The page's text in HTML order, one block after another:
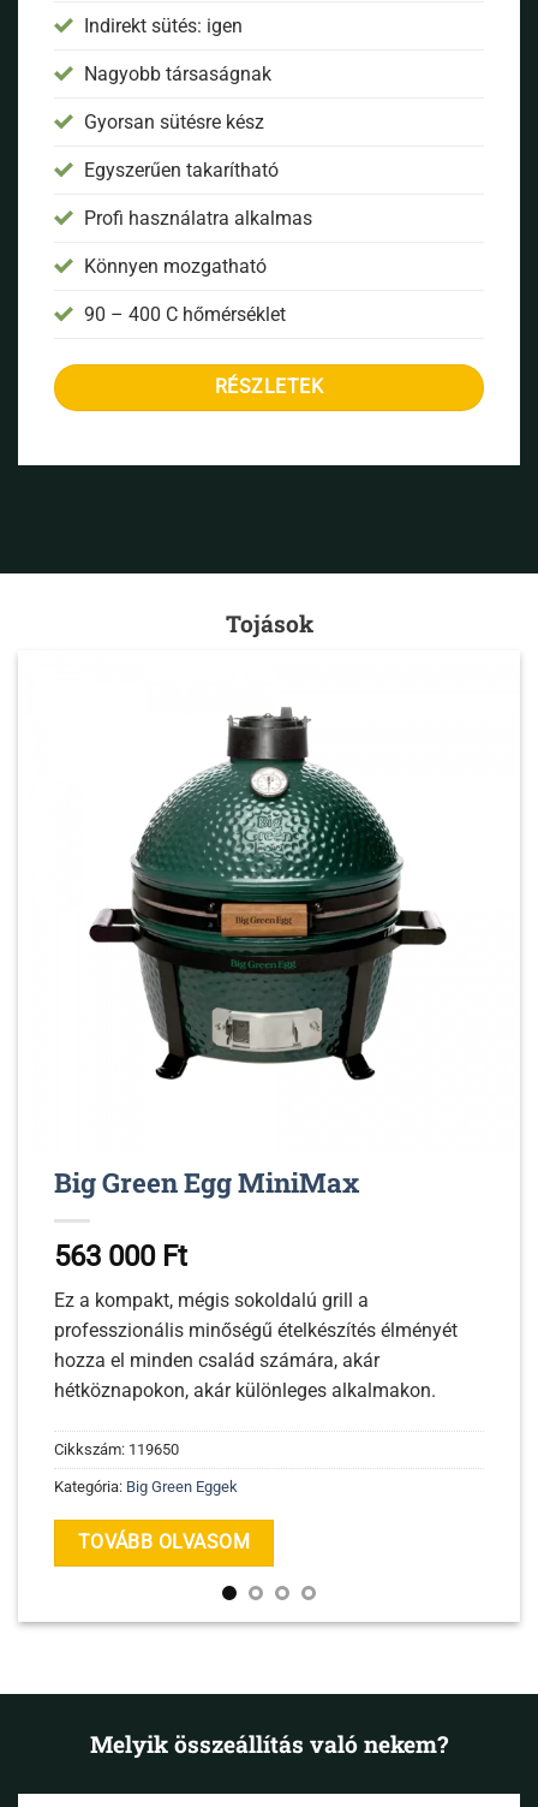
Indirekt sütés: igen
Nagyobb társaságnak
Gyorsan sütésre kész
Egyszerűen takarítható
Profi használatra alkalmas
Könnyen mozgatható
90 – 400 C hőmérséklet
RÉSZLETEK
Tojások
Big Green Egg MiniMax
563 000 Ft
Ez a kompakt, mégis sokoldalú grill a
professzionális minőségű ételkészítés élményét
hozza el minden család számára, akár
hétköznapokon, akár különleges alkalmakon.
Cikkszám: 119650
Kategória: Big Green Eggek
TOVÁBB OLVASOM
Melyik összeállítás való nekem?